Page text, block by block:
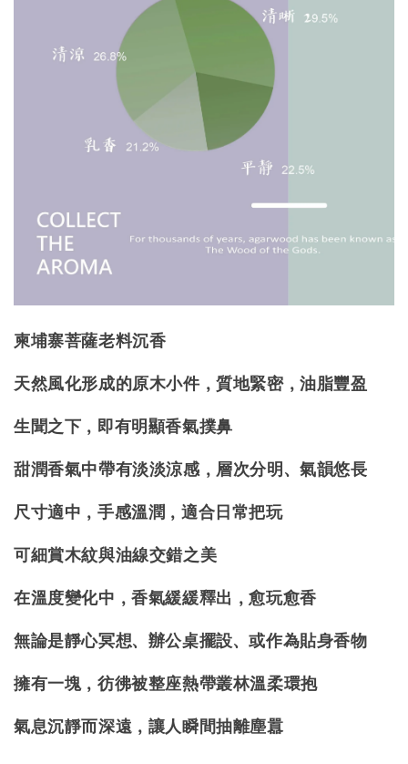
柬埔寨菩薩老料沉香
天然風化形成的原木小件，質地緊密，油脂豐盈
生聞之下，即有明顯香氣撲鼻
甜潤香氣中帶有淡淡涼感，層次分明、氣韻悠長
尺寸適中，手感溫潤，適合日常把玩
可細賞木紋與油線交錯之美
在溫度變化中，香氣緩緩釋出，愈玩愈香
無論是靜心冥想、辦公桌擺設、或作為貼身香物
擁有一塊，彷彿被整座熱帶叢林溫柔環抱
氣息沉靜而深遠，讓人瞬間抽離塵囂